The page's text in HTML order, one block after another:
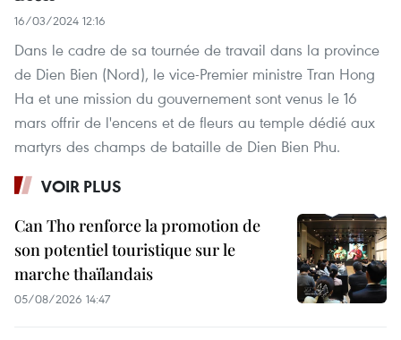
16/03/2024 12:16
Dans le cadre de sa tournée de travail dans la province
de Dien Bien (Nord), le vice-Premier ministre Tran Hong
Ha et une mission du gouvernement sont venus le 16
mars offrir de l'encens et de fleurs au temple dédié aux
martyrs des champs de bataille de Dien Bien Phu.
VOIR PLUS
Can Tho renforce la promotion de
son potentiel touristique sur le
marche thaïlandais
05/08/2026 14:47